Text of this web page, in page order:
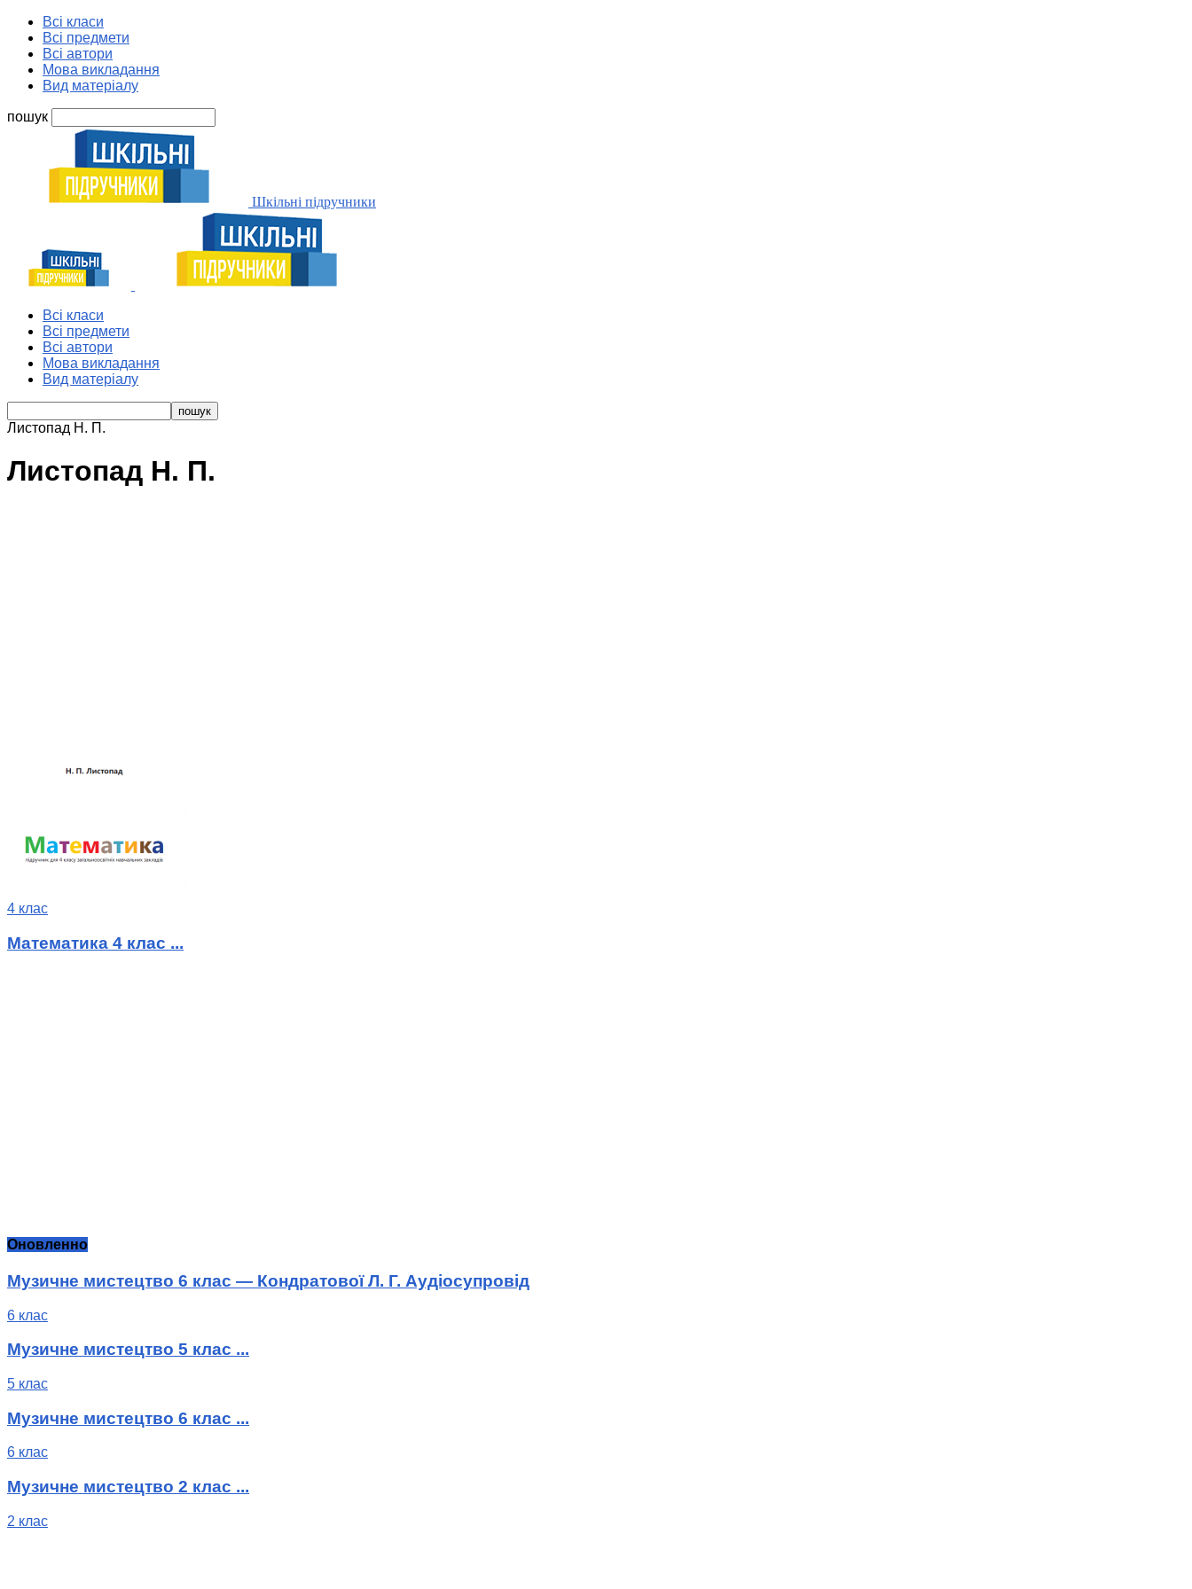
Всі класи
Всі предмети
Всі автори
Мова викладання
Вид матеріалу
пошук
Шкільні підручники
Всі класи
Всі предмети
Всі автори
Мова викладання
Вид матеріалу
Листопад Н. П.
Листопад Н. П.
4 клас
Математика 4 клас ...
Оновленно
Музичне мистецтво 6 клас — Кондратової Л. Г. Аудіосупровід
6 клас
Музичне мистецтво 5 клас ...
5 клас
Музичне мистецтво 6 клас ...
6 клас
Музичне мистецтво 2 клас ...
2 клас